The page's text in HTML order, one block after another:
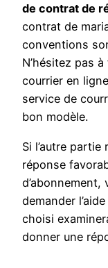
de contrat de
contrat de
conventions
N’hésitez pas
courrier en
service de
bon modèle.
Si l’autre
réponse
demander
choisi
donner une